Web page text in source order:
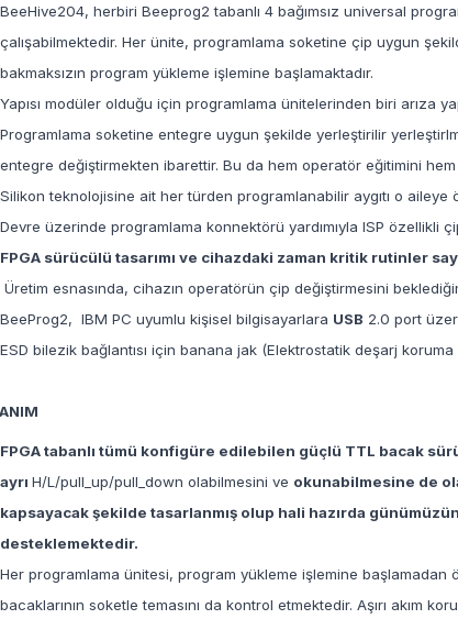
BeeHive204, herbiri Beeprog2 tabanlı 4 bağımsız universal
çalışabilmektedir. Her ünite, programlama soketine çip uygun
bakmaksızın program yükleme işlemine başlamaktadır.
Yapısı modüler olduğu için programlama ünitelerinden biri arıza
Programlama soketine entegre uygun şekilde yerleştirilir
entegre değiştirmekten ibarettir. Bu da hem operatör eğitimini hem
Silikon teknolojisine ait her türden programlanabilir aygıtı o
Devre üzerinde programlama konnektörü yardımıyla ISP özellikli
FPGA sürücülü tasarımı ve cihazdaki zaman kritik rutinler
Üretim esnasında, cihazın operatörün çip değiştirmesini
BeeProg2, IBM PC uyumlu kişisel bilgisayarlara USB 2.0 port
ESD bilezik bağlantısı için banana jak (Elektrostatik deşarj koruma
FPGA tabanlı tümü konfigüre edilebilen güçlü TTL bacak
ayrı H/L/pull_up/pull_down olabilmesini ve okunabilmesine de
kapsayacak şekilde tasarlanmış olup hali hazırda
desteklemektedir.
Her programlama ünitesi, program yükleme işlemine
bacaklarının soketle temasını da kontrol etmektedir. Aşırı akım